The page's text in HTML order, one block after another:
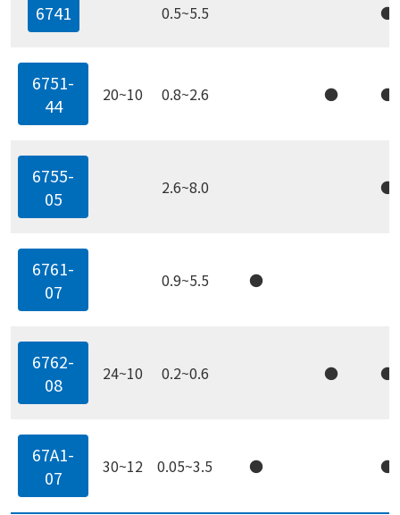
6741 0.5~5.5 ●
6751-
44
20~10 0.8~2.6 ● ●
6755-
05
2.6~8.0 ●
6761-
07
0.9~5.5 ●
6762-
08
24~10 0.2~0.6 ● ●
67A1-
07
30~12 0.05~3.5 ● ●